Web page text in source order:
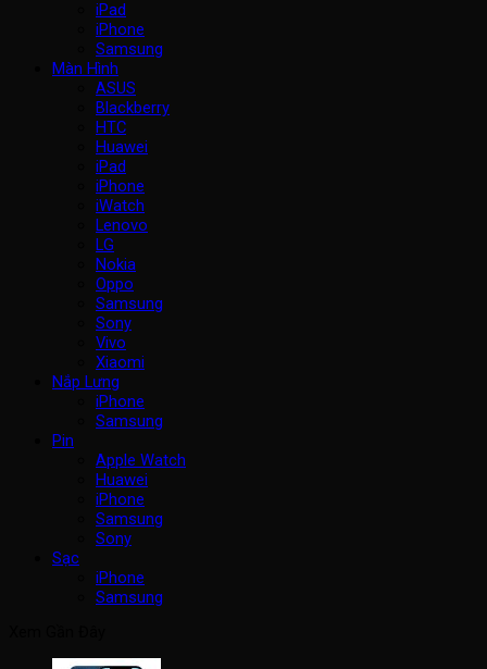
iPad
iPhone
Samsung
Màn Hình
ASUS
Blackberry
HTC
Huawei
iPad
iPhone
iWatch
Lenovo
LG
Nokia
Oppo
Samsung
Sony
Vivo
Xiaomi
Nắp Lưng
iPhone
Samsung
Pin
Apple Watch
Huawei
iPhone
Samsung
Sony
Sạc
iPhone
Samsung